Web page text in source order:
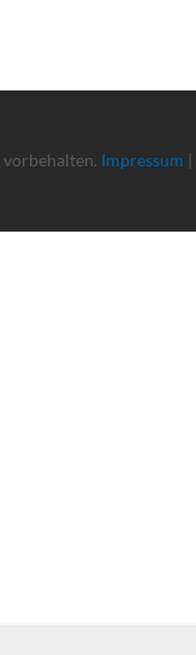
vorbehalten. Impressum |